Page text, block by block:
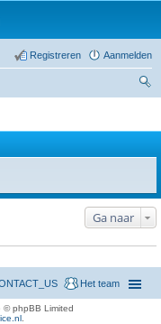
Aanmelden
Registreren
Ga naar
Het team
© phpBB Limited
.